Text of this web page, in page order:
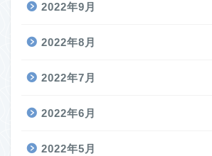
2022年9月
2022年8月
2022年7月
2022年6月
2022年5月